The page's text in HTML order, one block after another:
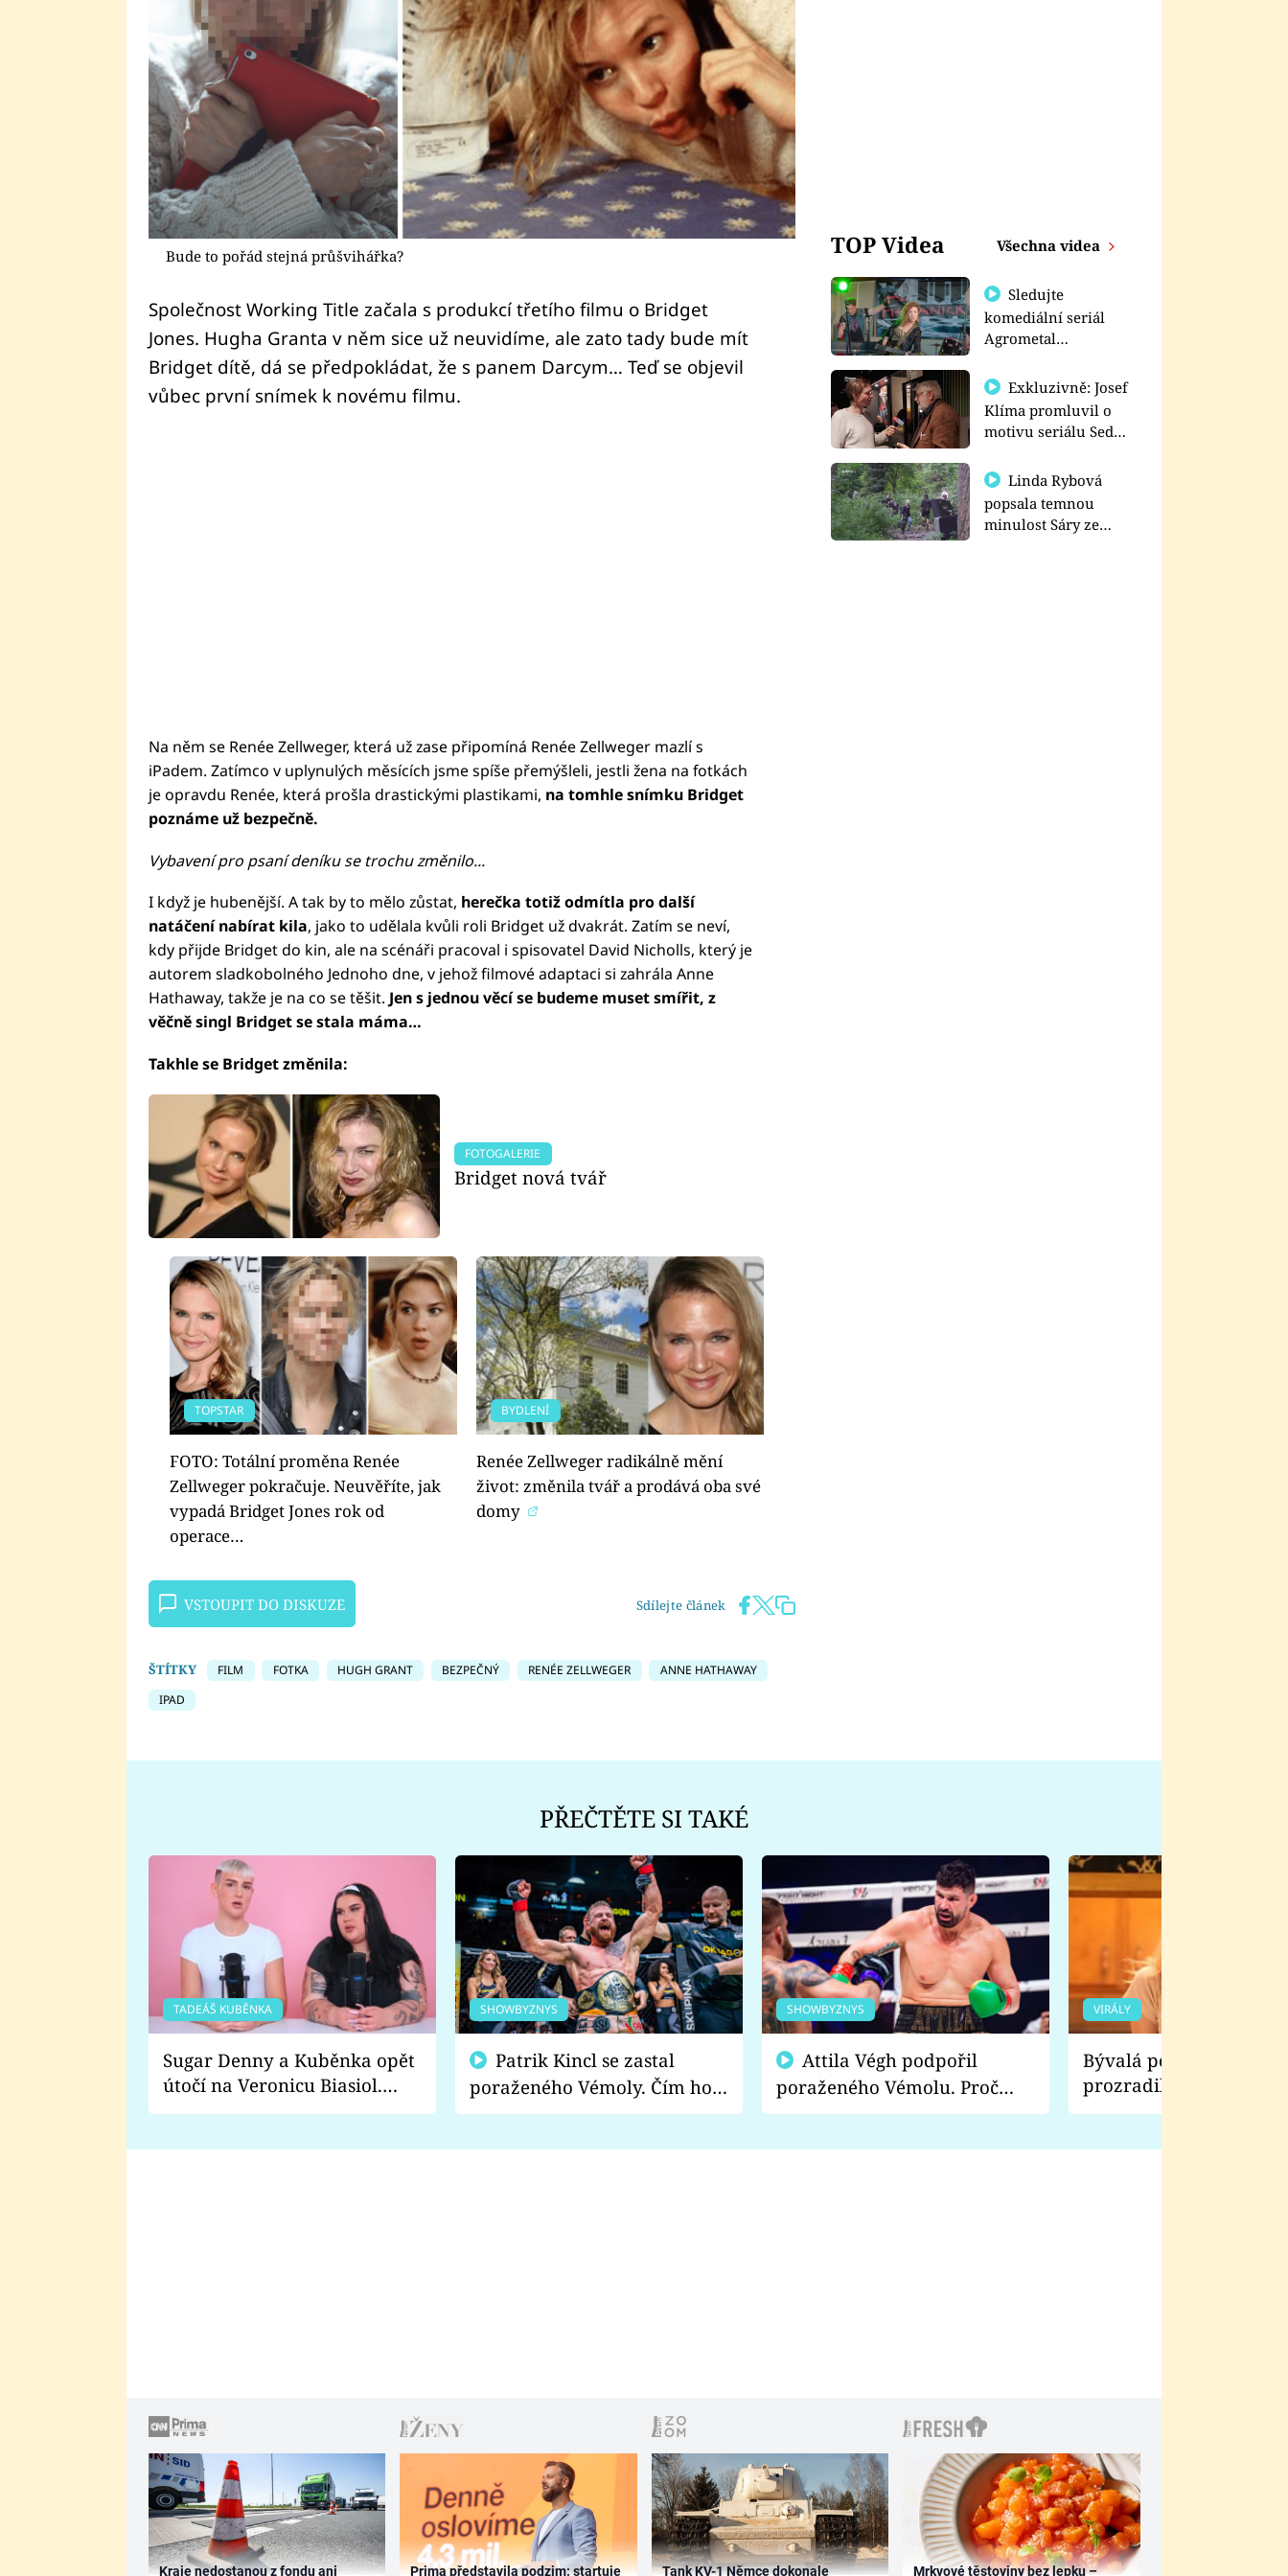
Bude to pořád stejná průšvihářka?
Společnost Working Title začala s produkcí třetího filmu o Bridget
Jones. Hugha Granta v něm sice už neuvidíme, ale zato tady bude mít
Bridget dítě, dá se předpokládat, že s panem Darcym… Teď se objevil
vůbec první snímek k novému filmu.
Na něm se Renée Zellweger, která už zase připomíná Renée Zellweger mazlí s
iPadem. Zatímco v uplynulých měsících jsme spíše přemýšleli, jestli žena na fotkách
je opravdu Renée, která prošla drastickými plastikami, na tomhle snímku Bridget
poznáme už bezpečně.
Vybavení pro psaní deníku se trochu změnilo...
I když je hubenější. A tak by to mělo zůstat, herečka totiž odmítla pro další
natáčení nabírat kila, jako to udělala kvůli roli Bridget už dvakrát. Zatím se neví,
kdy přijde Bridget do kin, ale na scénáři pracoval i spisovatel David Nicholls, který je
autorem sladkobolného Jednoho dne, v jehož filmové adaptaci si zahrála Anne
Hathaway, takže je na co se těšit. Jen s jednou věcí se budeme muset smířit, z
věčně singl Bridget se stala máma…
Takhle se Bridget změnila:
FOTOGALERIE
Bridget nová tvář
TOPSTAR
FOTO: Totální proměna Renée
Zellweger pokračuje. Neuvěříte, jak
vypadá Bridget Jones rok od
operace…
BYDLENÍ
Renée Zellweger radikálně mění
život: změnila tvář a prodává oba své
domy
VSTOUPIT DO DISKUZE Sdílejte článek
ŠTÍTKY FILM FOTKA HUGH GRANT BEZPEČNÝ RENÉE ZELLWEGER
ANNE HATHAWAY
IPAD
TOP Videa Všechna videa
Sledujte
komediální seriál
Agrometal
prima+
Exkluzivně: Josef
Klíma promluvil o
motivu seriálu Sedm
Linda Rybová
popsala temnou
minulost Sáry ze
PŘEČTĚTE SI TAKÉ
TADEÁŠ KUBĚNKA
Sugar Denny a Kuběnka opět
útočí na Veronicu Biasiol.
Proč je podle nich falešná a
SHOWBYZNYS
poraženého Vémoly. Čím ho
fanoušci naštvali?
SHOWBYZNYS
poraženého Vémolu. Proč
chce raději zápasit s ním než
VIRÁLY
Bývalá pornoherečka
prozradila, co ji
natáčení Euforie.
Kraje nedostanou z fondu ani Prima představila podzim: startuje Tank KV-1 Němce dokonale Mrkvové těstoviny bez lepku –